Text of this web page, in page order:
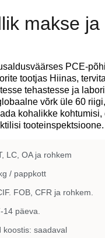
makse ja
PCE-
tootjas Hiinas,
tehastesse ja
võrk üle 60
kohalikke kohtumisi,
tooteinspektsioone.
LC, OA ja rohkem
/ pappkott
FOB, CFR ja rohkem.
päeva.
koostis: saadaval